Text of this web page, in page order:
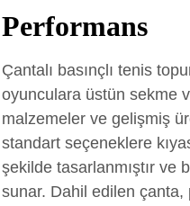
Performans
Çantalı basınçlı tenis
oyunculara üstün sekme
malzemeler ve gelişmiş
standart seçeneklere
şekilde tasarlanmıştır ve
sunar. Dahil edilen çanta,